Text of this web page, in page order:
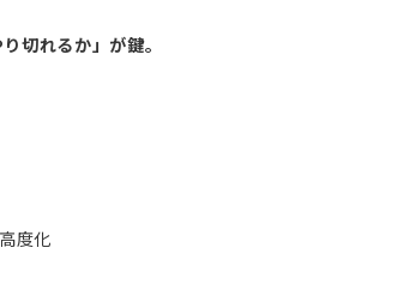
切れるか」が鍵。
度化